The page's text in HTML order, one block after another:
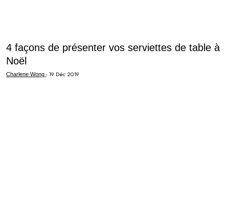
4 façons de présenter vos serviettes de table à
Noël
Charlene Wong - 19 Déc 2019